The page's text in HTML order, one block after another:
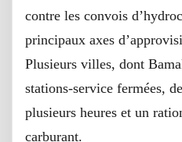
contre les convois
principaux axes
Plusieurs villes, dont
stations-service fermées,
plusieurs heures et un
carburant.